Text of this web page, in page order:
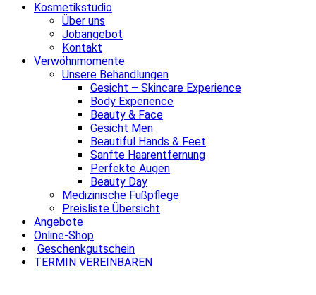
Kosmetikstudio
Über uns
Jobangebot
Kontakt
Verwöhnmomente
Unsere Behandlungen
Gesicht – Skincare Experience
Body Experience
Beauty & Face
Gesicht Men
Beautiful Hands & Feet
Sanfte Haarentfernung
Perfekte Augen
Beauty Day
Medizinische Fußpflege
Preisliste Übersicht
Angebote
Online-Shop
Geschenkgutschein
TERMIN VEREINBAREN